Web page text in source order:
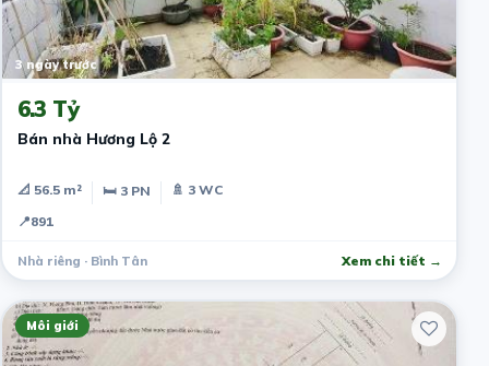
3 ngày trước
6.3 Tỷ
Bán nhà Hương Lộ 2
📐 56.5 m² 🛏 3 PN
🚿 3 WC
📍891
Nhà riêng · Bình Tân Xem chi tiết →
Môi giới